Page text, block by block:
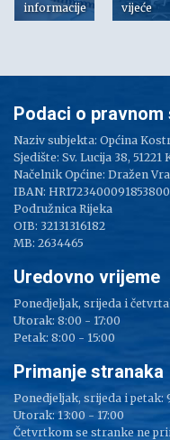
informacije
vijeće
Podaci o pravnom
Naziv subjekta: Općina
Sjedište: Sv. Lucija 38, 51221
Načelnik Općine: Dražen
IBAN:
Podružnica Rijeka
OIB: 32131316182
MB: 2634465
Uredovno vrijeme
Ponedjeljak, srijeda i
Utorak: 8:00 - 17:00
Petak: 8:00 - 15:00
Primanje stranaka
Ponedjeljak, srijeda i petak:
Utorak: 13:00 - 17:00
Četvrtkom se stranke ne